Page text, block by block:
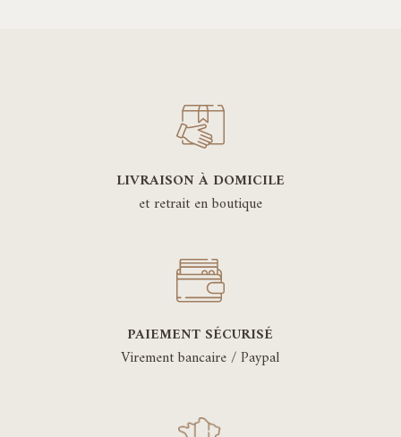
LIVRAISON À DOMICILE
et retrait en boutique
PAIEMENT SÉCURISÉ
Virement bancaire / Paypal